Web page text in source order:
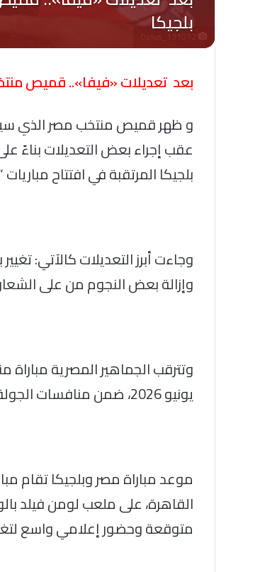
بعد تعديلات «فيفا».. قميص
و ظهر قميص منتخب مصر الذي
عقب إجراء بعض التعديلات بناءً
بلجيكا المرتقبة في افتتاح مباريات
وجاءت أبرز التعديلات كالآتي:
وإزالة بعض النجوم من على
يونيو 2026، ضمن منافسات الجولة الأولى من دور المجموعات بكأس العالم 2026.
موعد مباراة مصر وبلجيكا تقام
القاهرة، على ملعب لومن فيلد
متوقعة وحضور إعلامي واسع